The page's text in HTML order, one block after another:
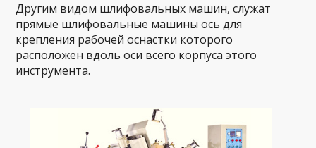
Другим видом шлифовальных машин, служат
прямые шлифовальные машины ось для
крепления рабочей оснастки которого
расположен вдоль оси всего корпуса этого
инструмента.